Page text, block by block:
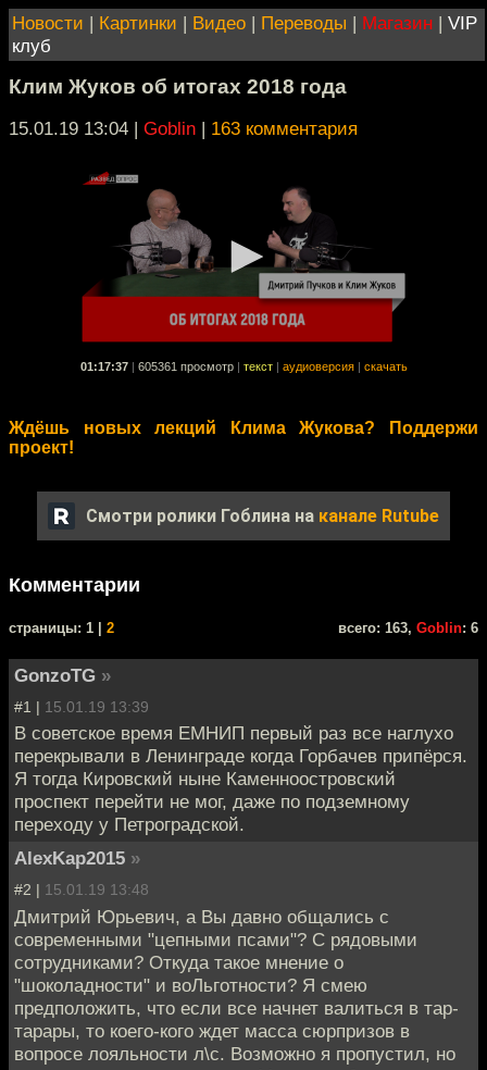
Новости | Картинки | Видео | Переводы | Магазин | VIP
клуб
Клим Жуков об итогах 2018 года
15.01.19 13:04 | Goblin | 163 комментария
01:17:37 605361 просмотр текст аудиоверсия скачать
Ждёшь новых лекций Клима Жукова? Поддержи
проект!
Смотри ролики Гоблина на канале Rutube
Комментарии
cтраницы: 1 | 2 всего: 163, Goblin: 6
GonzoTG »
#1 | 15.01.19 13:39
В советское время ЕМНИП первый раз все наглухо
перекрывали в Ленинграде когда Горбачев припёрся.
Я тогда Кировский ныне Каменноостровский
проспект перейти не мог, даже по подземному
переходу у Петроградской.
AlexKap2015 »
#2 | 15.01.19 13:48
Дмитрий Юрьевич, а Вы давно общались с
современными "цепными псами"? С рядовыми
сотрудниками? Откуда такое мнение о
"шоколадности" и воЛьготности? Я смею
предположить, что если все начнет валиться в тар-
тарары, то коего-кого ждет масса сюрпризов в
вопросе лояльности л\с. Возможно я пропустил, но